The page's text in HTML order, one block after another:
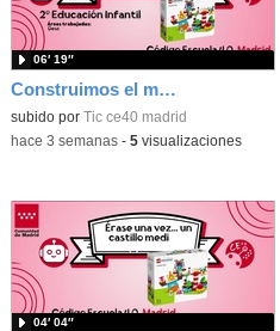
Construimos el mundo con Lego
subido por Tic ce40 madrid
06′ 19″
-hace 3 semanas- 5visualizaciones
04′ 04″